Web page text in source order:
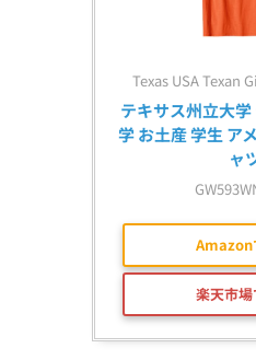
Texas USA Texan
テキサス州立大
学 お土産 学生 ア
ャ
Amazon
楽天市